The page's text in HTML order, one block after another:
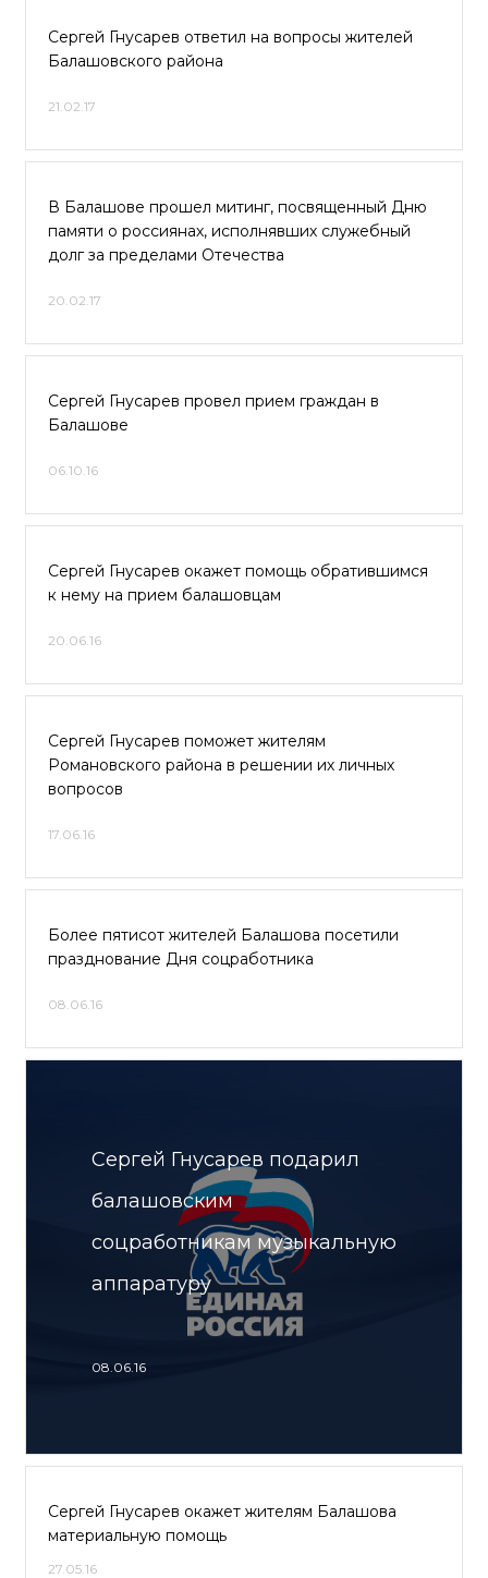
Сергей Гнусарев ответил на вопросы жителей
Балашовского района
21.02.17
В Балашове прошел митинг, посвященный Дню
памяти о россиянах, исполнявших служебный
долг за пределами Отечества
20.02.17
Сергей Гнусарев провел прием граждан в
Балашове
06.10.16
Сергей Гнусарев окажет помощь обратившимся
к нему на прием балашовцам
20.06.16
Сергей Гнусарев поможет жителям
Романовского района в решении их личных
вопросов
17.06.16
Более пятисот жителей Балашова посетили
празднование Дня соцработника
08.06.16
Сергей Гнусарев подарил
балашовским
соцработникам музыкальную
аппаратуру
08.06.16
Сергей Гнусарев окажет жителям Балашова
материальную помощь
27.05.16